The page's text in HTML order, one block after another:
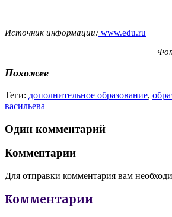
Источник информации: www.edu.ru
Похожее
Теги: дополнительное образование,
васильева
Один комментарий
Комментарии
Для отправки комментария вам
Комментарии